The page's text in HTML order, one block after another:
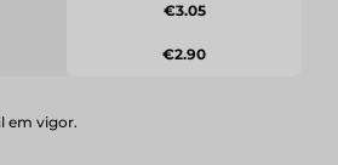
€3.05
€2.90
em vigor.